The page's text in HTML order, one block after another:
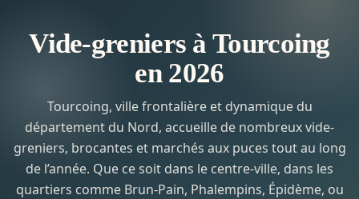
Vide-greniers à Tourcoing
en 2026
Tourcoing, ville frontalière et dynamique du
département du Nord, accueille de nombreux vide-
greniers, brocantes et marchés aux puces tout au long
de l’année. Que ce soit dans le centre-ville, dans les
quartiers comme Brun-Pain, Phalempins, Épidème, ou